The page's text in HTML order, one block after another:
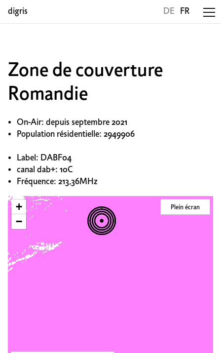
digris DE FR
Zone de couverture
Romandie
On-Air: depuis septembre 2021
Population résidentielle: 2949906
Label: DABF04
canal dab+: 10C
Fréquence: 213,36MHz
+
−
Plein écran